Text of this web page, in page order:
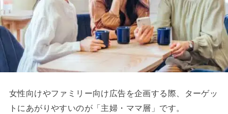
女性向けやファミリー向け広告を企画する際、ターゲッ
トにあがりやすいのが「主婦・ママ層」です。